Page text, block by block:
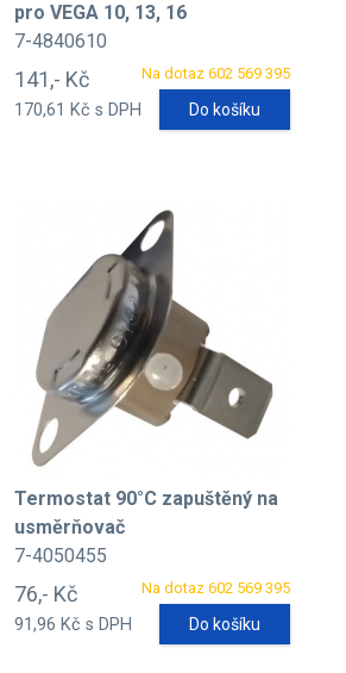
pro VEGA 10, 13, 16
7-4840610
Na dotaz 602 569 395
141,- Kč
170,61 Kč s DPH Do košíku
Termostat 90°C zapuštěný na
usměrňovač
7-4050455
Na dotaz 602 569 395
76,- Kč
91,96 Kč s DPH Do košíku